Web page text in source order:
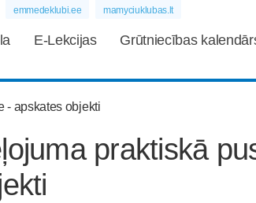
emmedeklubi.ee mamyciuklubas.lt
E-Lekcijas Grūtniecības
praktiskā